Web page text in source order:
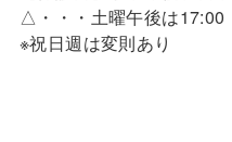
△・・・土曜午後は17:00
※祝日週は変則あり